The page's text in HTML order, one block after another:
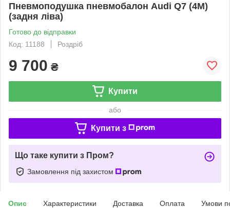
Пневмоподушка пневмобалон Audi Q7 (4M)
(задня ліва)
Готово до відправки
Код: 11188
Роздріб
9 700 ₴
Купити
або
Купити з
Що таке купити з Пром?
Замовлення під захистом
Опис Характеристики Доставка Оплата Умови